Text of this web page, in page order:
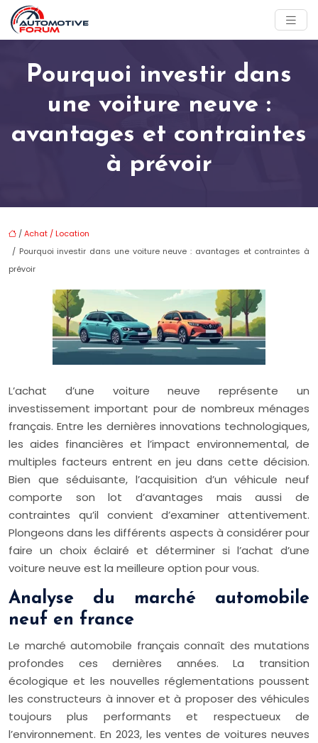
Pourquoi investir dans
une voiture neuve :
avantages et contraintes
à prévoir
/Achat / Location
/ Pourquoi investir dans une voiture neuve : avantages et contraintes à
prévoir
L’achat d’une voiture neuve représente un
investissement important pour de nombreux ménages
français. Entre les dernières innovations technologiques,
les aides financières et l’impact environnemental, de
multiples facteurs entrent en jeu dans cette décision.
Bien que séduisante, l’acquisition d’un véhicule neuf
comporte son lot d’avantages mais aussi de
contraintes qu’il convient d’examiner attentivement.
Plongeons dans les différents aspects à considérer pour
faire un choix éclairé et déterminer si l’achat d’une
voiture neuve est la meilleure option pour vous.
Analyse du marché automobile
neuf en france
Le marché automobile français connaît des mutations
profondes ces dernières années. La transition
écologique et les nouvelles réglementations poussent
les constructeurs à innover et à proposer des véhicules
toujours plus performants et respectueux de
l’environnement. En 2023, les ventes de voitures neuves